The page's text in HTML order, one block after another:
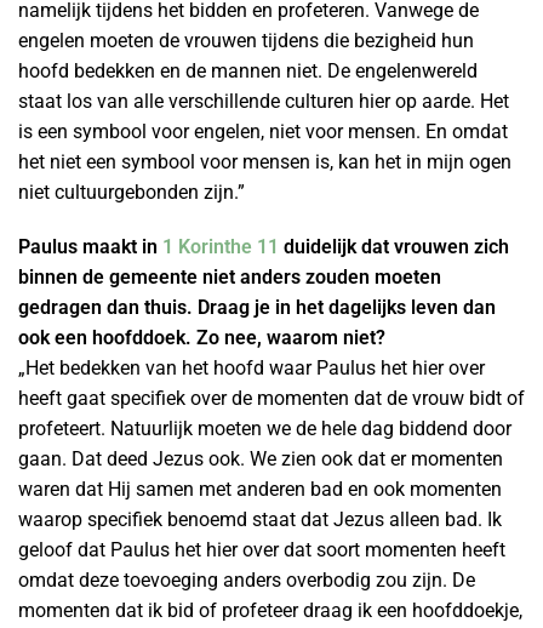
namelijk tijdens het bidden en profeteren. Vanwege de
engelen moeten de vrouwen tijdens die bezigheid hun
hoofd bedekken en de mannen niet. De engelenwereld
staat los van alle verschillende culturen hier op aarde. Het
is een symbool voor engelen, niet voor mensen. En omdat
het niet een symbool voor mensen is, kan het in mijn ogen
niet cultuurgebonden zijn.”
Paulus maakt in 1 Korinthe 11 duidelijk dat vrouwen zich
binnen de gemeente niet anders zouden moeten
gedragen dan thuis. Draag je in het dagelijks leven dan
ook een hoofddoek. Zo nee, waarom niet?
„Het bedekken van het hoofd waar Paulus het hier over
heeft gaat specifiek over de momenten dat de vrouw bidt of
profeteert. Natuurlijk moeten we de hele dag biddend door
gaan. Dat deed Jezus ook. We zien ook dat er momenten
waren dat Hij samen met anderen bad en ook momenten
waarop specifiek benoemd staat dat Jezus alleen bad. Ik
geloof dat Paulus het hier over dat soort momenten heeft
omdat deze toevoeging anders overbodig zou zijn. De
momenten dat ik bid of profeteer draag ik een hoofddoekje,